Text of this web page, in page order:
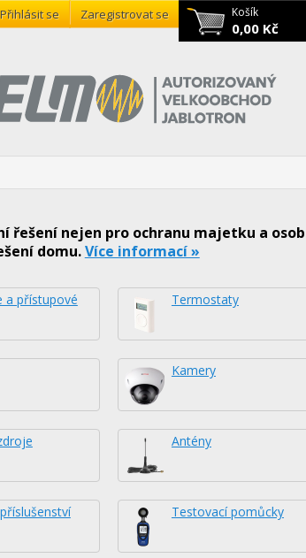
Košík
0,00 Kč
Přihlásit se Zaregistrovat se
řešení nejen pro ochranu majetku a osob
domu.Více informací »
a přístupové
Termostaty
Kamery
Antény
Testovací pomůcky